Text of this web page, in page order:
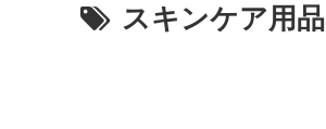
スキンケア用品